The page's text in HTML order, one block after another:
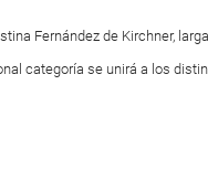
Fernández de Kirchner,
categoría se unirá a los